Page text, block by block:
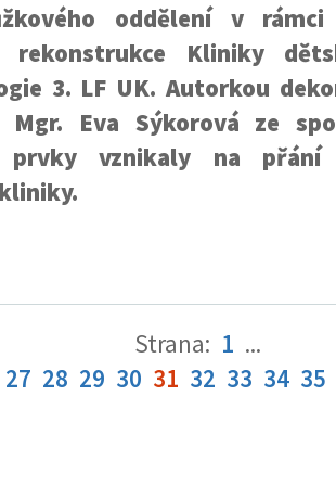
oddělení v rámci
rekonstrukce Kliniky
3. LF UK. Autorkou
Mgr. Eva Sýkorová ze
prvky vznikaly na přání
Strana: 1 ...
27 28 29 30 31 32 33 34 35